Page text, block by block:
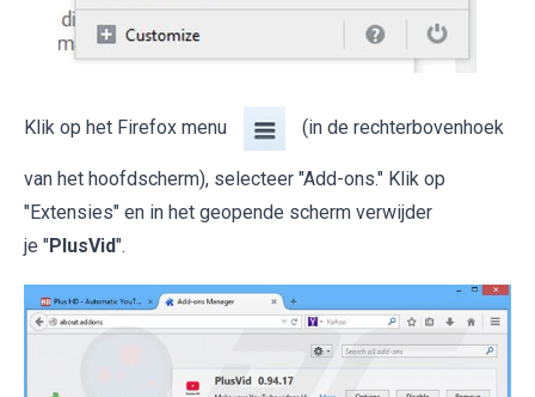
Klik op het Firefox menu (in de rechterbovenhoek
van het hoofdscherm), selecteer "Add-ons." Klik op
"Extensies" en in het geopende scherm verwijder
je "PlusVid".